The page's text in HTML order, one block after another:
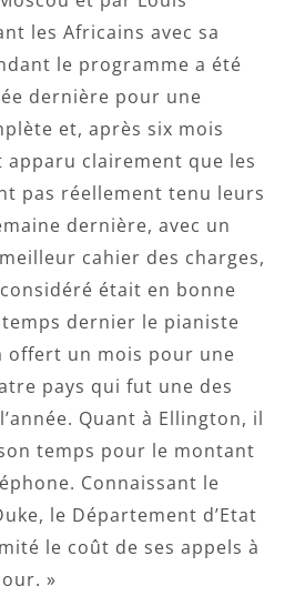
les Africains avec sa
le programme a été
dernière pour une
et, après six mois
apparu clairement que les
pas réellement tenu leurs
dernière, avec un
cahier des charges,
était en bonne
dernier le pianiste
offert un mois pour une
pays qui fut une des
Quant à Ellington, il
temps pour le montant
Connaissant le
le Département d’Etat
le coût de ses appels à
»